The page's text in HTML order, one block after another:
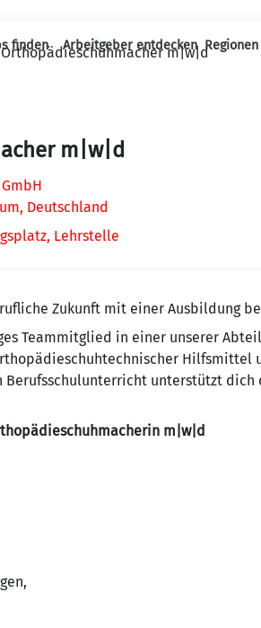
Haupt-Navigation
finden Arbeitgeber entdecken Regionen
m|w|d
m|w|d
Deutschland
Lehrstelle
Zukunft mit einer Ausbildung
Teammitglied in einer unserer
Hilfsmittel
unterstützt dich
m|w|d